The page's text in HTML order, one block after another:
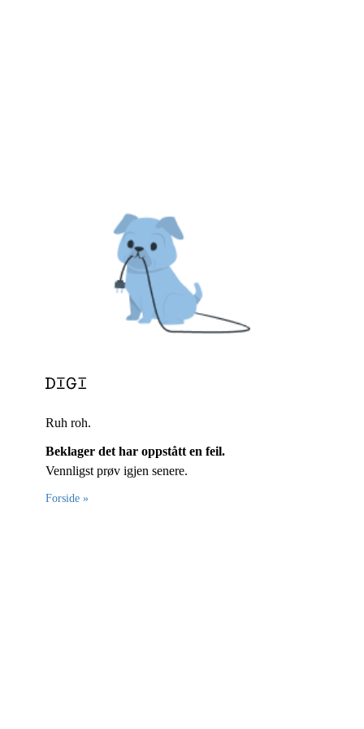
Ruh roh.
Beklager det har oppstått en feil.
Vennligst prøv igjen senere.
Forside »